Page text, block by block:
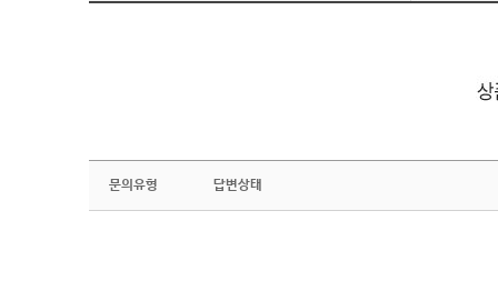
문의유형 답변상태